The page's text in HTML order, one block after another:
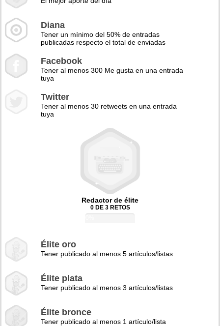
Diana
Tener un mínimo del 50% de entradas
publicadas respecto el total de enviadas
Facebook
Tener al menos 300 Me gusta en una entrada
tuya
Twitter
Tener al menos 30 retweets en una entrada
tuya
Redactor de élite
0 DE 3 RETOS
Élite oro
Tener publicado al menos 5 artículos/listas
Élite plata
Tener publicado al menos 3 artículos/listas
Élite bronce
Tener publicado al menos 1 artículo/lista